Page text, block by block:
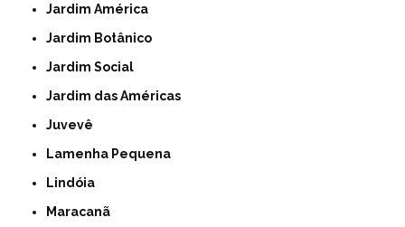
Jardim América
Jardim Botânico
Jardim Social
Jardim das Américas
Juvevê
Lamenha Pequena
Lindóia
Maracanã